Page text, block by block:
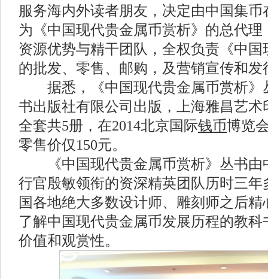
服务海内外读者朋友，决定由中国集币
为《中国现代贵金属币赏析》的总代
资源优势与精干团队，全权负责《中
的批发、零售、邮购，及营销宣传和发
据悉，《中国现代贵金属币赏析》
书出版社有限公司出版，上海雅昌艺
全套共5册，在2014北京国际钱币博览
零售价仅150元。
《中国现代贵金属币赏析》丛书由
行官殷敏领衔的资深精英团队历时三
国各地绝大多数设计师、雕刻师之后
了解中国现代贵金属币发展历程的教
价值和观赏性。